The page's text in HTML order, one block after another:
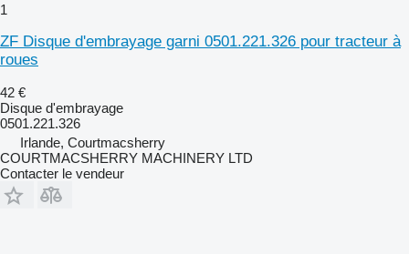
1
ZF Disque d'embrayage garni 0501.221.326 pour tracteur à
roues
42 €
Disque d'embrayage
0501.221.326
Irlande, Courtmacsherry
COURTMACSHERRY MACHINERY LTD
Contacter le vendeur